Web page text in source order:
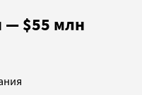
— $55 млн